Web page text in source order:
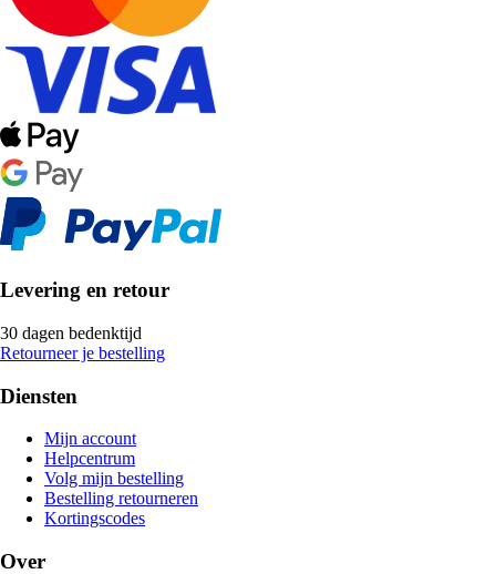
Levering en retour
30 dagen bedenktijd
Retourneer je bestelling
Diensten
Mijn account
Helpcentrum
Volg mijn bestelling
Bestelling retourneren
Kortingscodes
Over